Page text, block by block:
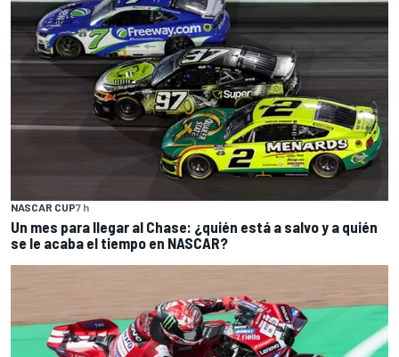
NASCAR CUP7 h
Un mes para llegar al Chase: ¿quién está a salvo y a quién
se le acaba el tiempo en NASCAR?